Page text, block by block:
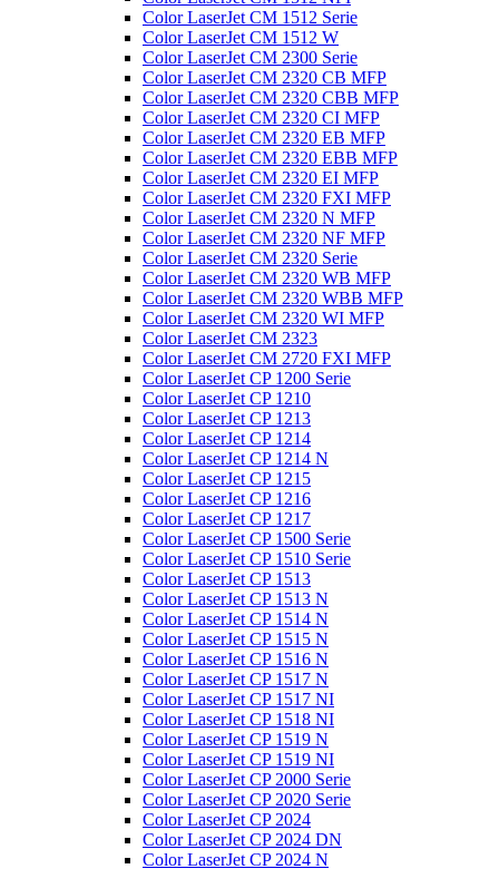
Color LaserJet CM 1512 Serie
Color LaserJet CM 1512 W
Color LaserJet CM 2300 Serie
Color LaserJet CM 2320 CB MFP
Color LaserJet CM 2320 CBB MFP
Color LaserJet CM 2320 CI MFP
Color LaserJet CM 2320 EB MFP
Color LaserJet CM 2320 EBB MFP
Color LaserJet CM 2320 EI MFP
Color LaserJet CM 2320 FXI MFP
Color LaserJet CM 2320 N MFP
Color LaserJet CM 2320 NF MFP
Color LaserJet CM 2320 Serie
Color LaserJet CM 2320 WB MFP
Color LaserJet CM 2320 WBB MFP
Color LaserJet CM 2320 WI MFP
Color LaserJet CM 2323
Color LaserJet CM 2720 FXI MFP
Color LaserJet CP 1200 Serie
Color LaserJet CP 1210
Color LaserJet CP 1213
Color LaserJet CP 1214
Color LaserJet CP 1214 N
Color LaserJet CP 1215
Color LaserJet CP 1216
Color LaserJet CP 1217
Color LaserJet CP 1500 Serie
Color LaserJet CP 1510 Serie
Color LaserJet CP 1513
Color LaserJet CP 1513 N
Color LaserJet CP 1514 N
Color LaserJet CP 1515 N
Color LaserJet CP 1516 N
Color LaserJet CP 1517 N
Color LaserJet CP 1517 NI
Color LaserJet CP 1518 NI
Color LaserJet CP 1519 N
Color LaserJet CP 1519 NI
Color LaserJet CP 2000 Serie
Color LaserJet CP 2020 Serie
Color LaserJet CP 2024
Color LaserJet CP 2024 DN
Color LaserJet CP 2024 N